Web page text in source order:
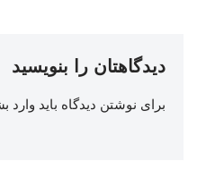
دیدگاهتان را بنویسید
برای نوشتن دیدگاه باید وارد